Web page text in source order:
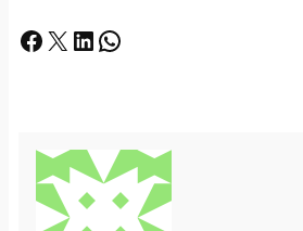
Facebook X LinkedIn Whatsapp